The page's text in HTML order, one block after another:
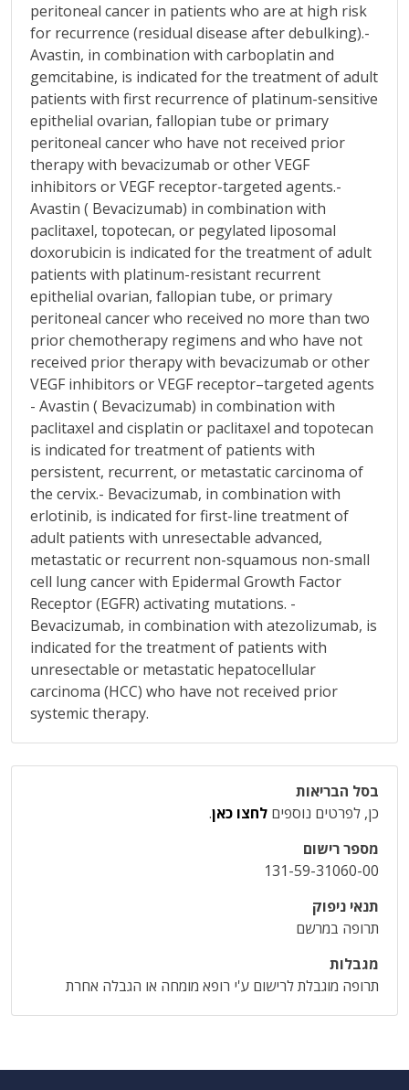
peritoneal cancer in patients who are at high risk
for recurrence (residual disease after debulking).-
Avastin, in combination with carboplatin and
gemcitabine, is indicated for the treatment of adult
patients with first recurrence of platinum-sensitive
epithelial ovarian, fallopian tube or primary
peritoneal cancer who have not received prior
therapy with bevacizumab or other VEGF
inhibitors or VEGF receptor-targeted agents.-
Avastin ( Bevacizumab) in combination with
paclitaxel, topotecan, or pegylated liposomal
doxorubicin is indicated for the treatment of adult
patients with platinum-resistant recurrent
epithelial ovarian, fallopian tube, or primary
peritoneal cancer who received no more than two
prior chemotherapy regimens and who have not
received prior therapy with bevacizumab or other
VEGF inhibitors or VEGF receptor–targeted agents
- Avastin ( Bevacizumab) in combination with
paclitaxel and cisplatin or paclitaxel and topotecan
is indicated for treatment of patients with
persistent, recurrent, or metastatic carcinoma of
the cervix.- Bevacizumab, in combination with
erlotinib, is indicated for first-line treatment of
adult patients with unresectable advanced,
metastatic or recurrent non-squamous non-small
cell lung cancer with Epidermal Growth Factor
Receptor (EGFR) activating mutations. -
Bevacizumab, in combination with atezolizumab, is
indicated for the treatment of patients with
unresectable or metastatic hepatocellular
carcinoma (HCC) who have not received prior
systemic therapy.
בסל הבריאות
כן, לפרטים נוספים לחצו כאן.
מספר רישום
131-59-31060-00
תנאי ניפוק
תרופה במרשם
מגבלות
תרופה מוגבלת לרישום ע'י רופא מומחה או הגבלה אחרת